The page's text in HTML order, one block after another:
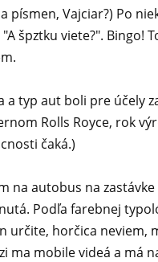
písmen, Vajciar?) Po
špztku viete?". Bingo!
a typ aut boli pre účely
Rolls Royce, rok
čaká.)
na autobus na
Podľa farebnej
určite, horčica neviem,
ma mobile videá a má